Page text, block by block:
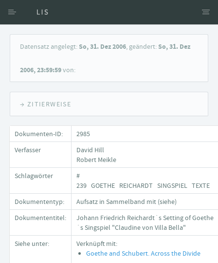
Zugang über Verfasser
Suche nach Schlagwort
Datensatz angelegt:So, 31. Dez 2006, geändert:So, 31. Dez
2006, 23:59:59von:
→ ZITIERWEISE
Dokumenten-ID:
2985
Verfasser
David Hill
Robert Meikle
Schlagwörter
#
239 GOETHE REICHARDT SINGSPIEL TEXTE
Dokumententyp:
Aufsatz in Sammelband mit (siehe)
Dokumententitel:
Johann Friedrich Reichardt´s Setting of Goethe
´s Singspiel "Claudine von Villa Bella"
Siehe unter:
Verknüpft mit:
Goethe and Schubert. Across the Divide